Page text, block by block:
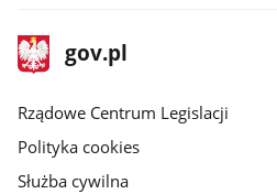
stopka
gov.plStrona
gov.pl
Rządowe Centrum Legislacji
Polityka cookies
Służba cywilna